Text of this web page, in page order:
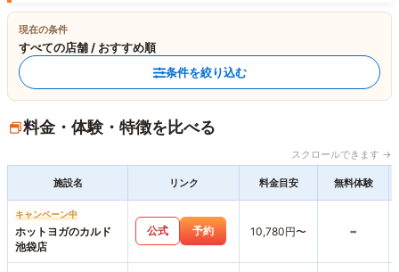
現在の条件
すべての店舗 / おすすめ順
条件を絞り込む
料金・体験・特徴を比べる
スクロールできます →
施設名 リンク 料金目安 無料体験
キャンペーン中
ホットヨガのカルド
池袋店
公式 予約 10,780円〜 -